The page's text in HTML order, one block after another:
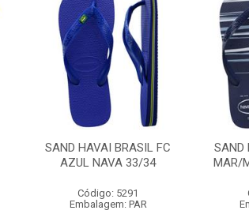
SAND HAVAI BRASIL FC
AZUL NAVA 33/34
Código: 5291
Embalagem: PAR
SAND
MAR/